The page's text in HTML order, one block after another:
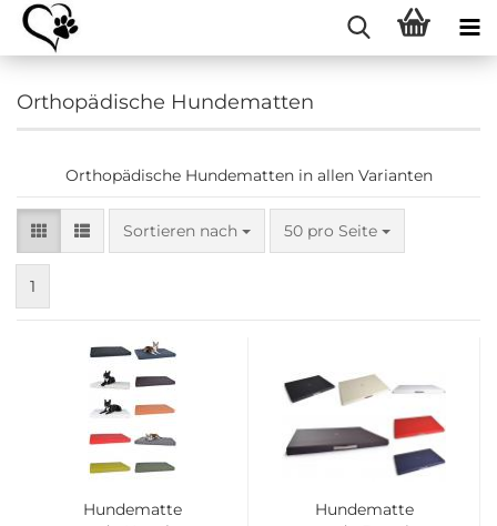
Orthopädische Hundematten
Orthopädische Hundematten in allen Varianten
Sortieren nach
Sortieren nach 50 pro Seite
pro Seite
1
Hundematte
Hundematte